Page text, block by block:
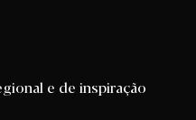
e de inspiração